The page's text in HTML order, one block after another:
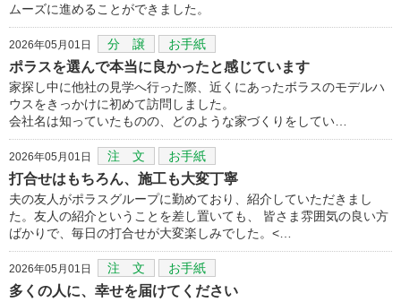
ムーズに進めることができました。
2026年05月01日 分 譲 お手紙
ポラスを選んで本当に良かったと感じています
家探し中に他社の見学へ行った際、近くにあったボラスのモデルハ
ウスをきっかけに初めて訪問しました。
会社名は知っていたものの、どのような家づくりをしてい…
2026年05月01日 注 文 お手紙
打合せはもちろん、施工も大変丁寧
夫の友人がポラスグループに勤めており、紹介していただきまし
た。友人の紹介ということを差し置いても、 皆さま雰囲気の良い方
ばかりで、毎日の打合せが大変楽しみでした。<…
2026年05月01日 注 文 お手紙
多くの人に、幸せを届けてください